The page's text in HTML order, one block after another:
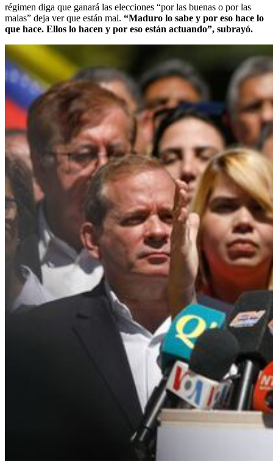
régimen diga que ganará las elecciones “por las buenas o por las
malas” deja ver que están mal. “Maduro lo sabe y por eso hace lo
que hace. Ellos lo hacen y por eso están actuando”, subrayó.